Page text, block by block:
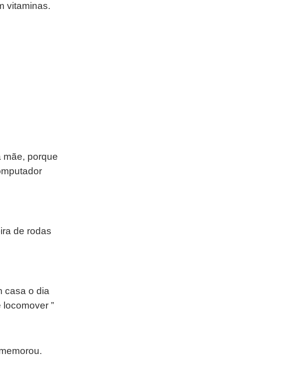
vitaminas.
mãe, porque
de rodas
casa o dia
”